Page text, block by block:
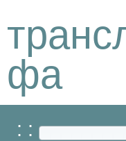
фа
: :